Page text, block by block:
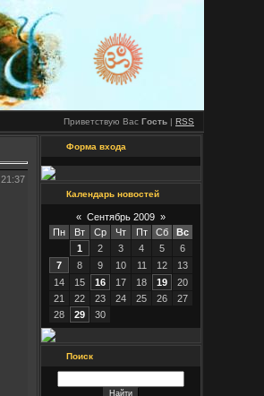
Приветствую Вас Гость | RSS
21:37
Форма входа
Календарь новостей
« Сентябрь 2009 »
Пн
Вт Ср Чт Пт Сб
Вс
1
2 3 4 5
6
7
8 9 10 11 12
13
14
15 16 17 18 19
20
21
22 23 24 25 26
27
28
29 30
Поиск